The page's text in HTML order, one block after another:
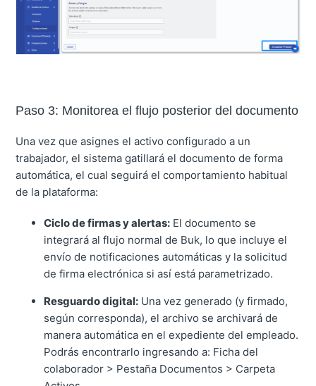
Paso 3: Monitorea el flujo posterior del documento
Una vez que asignes el activo configurado a un
trabajador, el sistema gatillará el documento de forma
automática, el cual seguirá el comportamiento habitual
de la plataforma:
Ciclo de firmas y alertas: El documento se
integrará al flujo normal de Buk, lo que incluye el
envío de notificaciones automáticas y la solicitud
de firma electrónica si así está parametrizado.
Resguardo digital: Una vez generado (y firmado,
según corresponda), el archivo se archivará de
manera automática en el expediente del empleado.
Podrás encontrarlo ingresando a: Ficha del
colaborador > Pestaña Documentos > Carpeta